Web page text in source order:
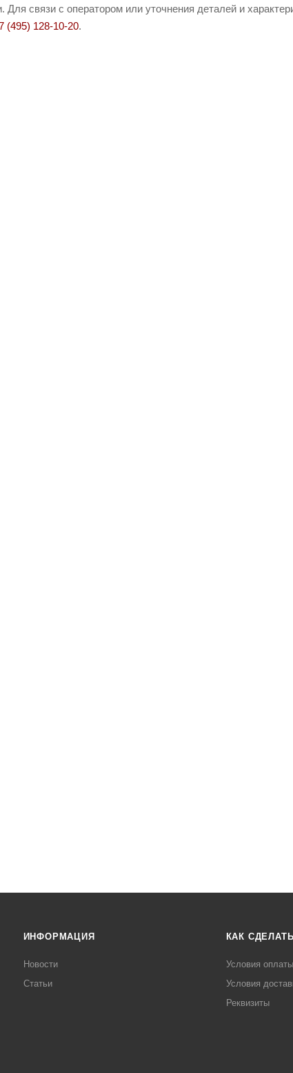
Для связи с оператором или уточнения деталей и
(495) 128-10-20.
ИНФОРМАЦИЯ
Новости
Статьи
КАК
Условия оплаты
Условия
Реквизиты